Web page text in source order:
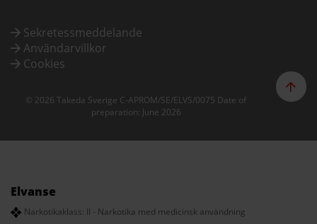
Sekretessmeddelande
Användarvillkor
Cookies
© 2026 Takeda Sverige C-APROM/SE/ELVS/0075 Date of
preparation: June 2026
Elvanse
Narkotikaklass: II - Narkotika med medicinsk användning